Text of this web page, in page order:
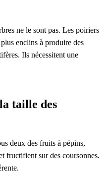
ne le sont pas. Les poiriers
enclins à produire des
Ils nécessitent une
taille des
deux des fruits à pépins,
fructifient sur des coursonnes.